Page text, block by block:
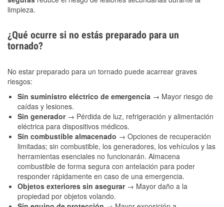
limpieza.
¿Qué ocurre si no estás preparado para un
tornado?
No estar preparado para un tornado puede acarrear graves
riesgos:
Sin suministro eléctrico de emergencia → Mayor riesgo de
caídas y lesiones.
Sin generador → Pérdida de luz, refrigeración y alimentación
eléctrica para dispositivos médicos.
Sin combustible almacenado → Opciones de recuperación
limitadas; sin combustible, los generadores, los vehículos y las
herramientas esenciales no funcionarán. Almacena
combustible de forma segura con antelación para poder
responder rápidamente en caso de una emergencia.
Objetos exteriores sin asegurar → Mayor daño a la
propiedad por objetos volando.